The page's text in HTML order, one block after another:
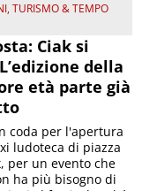
,TURISMO & TEMPO
Ciak si
della
età parte già
coda per l'apertura
ludoteca di piazza
per un evento che
ha più bisogno di